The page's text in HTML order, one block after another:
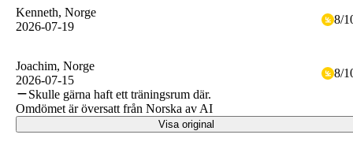
Kenneth, Norge
2026-07-19
8/
Joachim, Norge
2026-07-15
8/
Skulle gärna haft ett träningsrum där.
Omdömet är översatt från Norska av AI
Visa original